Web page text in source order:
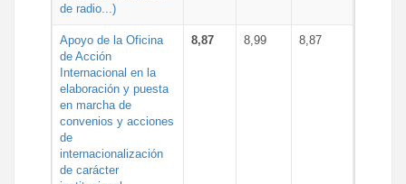
de radio...)
Apoyo de la Oficina
de Acción
Internacional en la
elaboración y puesta
en marcha de
convenios y acciones
de
internacionalización
de carácter
8,87 8,99 8,87